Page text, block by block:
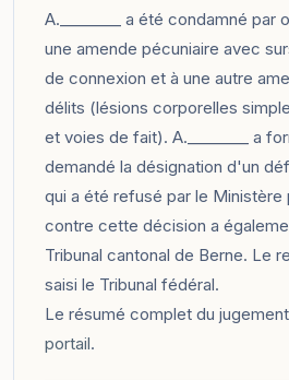
A.________ a été condamné par
une amende pécuniaire avec
de connexion et à une autre
délits (lésions corporelles
et voies de fait). A.________ a
demandé la désignation d'un
qui a été refusé par le Ministère
contre cette décision a
Tribunal cantonal de Berne. Le
saisi le Tribunal fédéral.
Le résumé complet du
portail.